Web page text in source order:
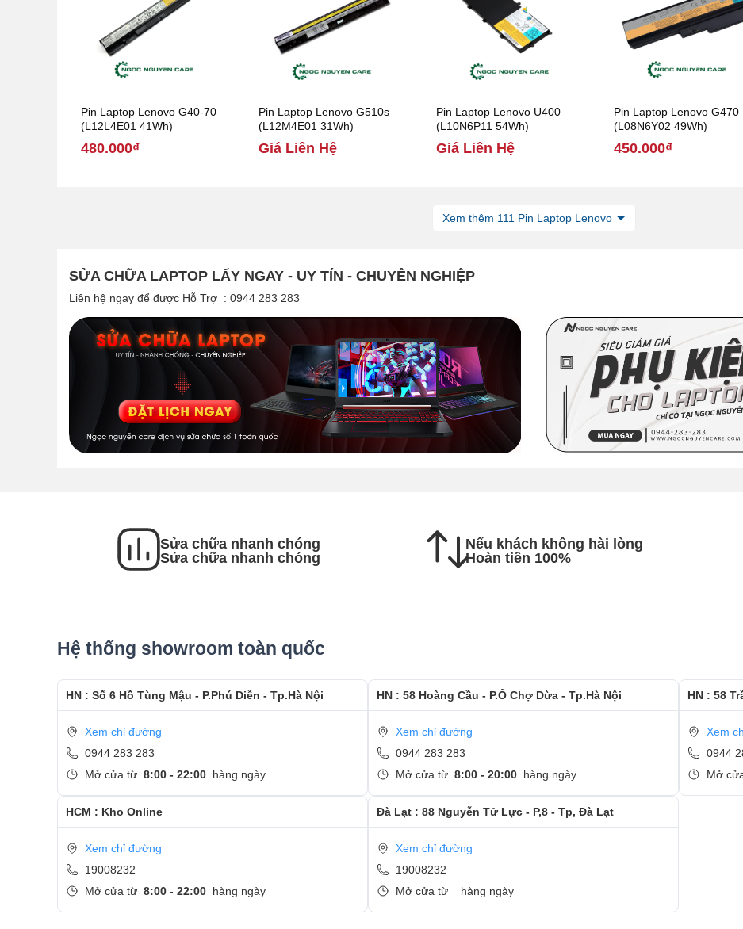
Pin Laptop Lenovo G40-70
(L12L4E01 41Wh)
480.000₫
Pin Laptop Lenovo G510s
(L12M4E01 31Wh)
Giá Liên Hệ
Pin Laptop Lenovo U400
(L10N6P11 54Wh)
Giá Liên Hệ
Pin Laptop Lenovo G470
(L08N6Y02 49Wh)
450.000₫
Xem thêm 111 Pin Laptop Lenovo
SỬA CHỮA LAPTOP LẤY NGAY - UY TÍN - CHUYÊN NGHIỆP
Liên hệ ngay để được Hỗ Trợ : 0944 283 283
Sửa chữa nhanh chóng
Sửa chữa nhanh chóng
Nếu khách không hài lòng
Hoàn tiền 100%
Hệ thống showroom toàn quốc
HN : Số 6 Hồ Tùng Mậu - P.Phú Diễn - Tp.Hà Nội
Xem chỉ đường
0944 283 283
Mở cửa từ 8:00 - 22:00 hàng ngày
HN : 58 Hoàng Cầu - P.Ô Chợ Dừa - Tp.Hà Nội
Xem chỉ đường
0944 283 283
Mở cửa từ 8:00 - 20:00 hàng ngày
HN : 58
Xem
0944
Mở
HCM : Kho Online
Xem chỉ đường
19008232
Mở cửa từ 8:00 - 22:00 hàng ngày
Đà Lạt : 88 Nguyễn Tử Lực - P,8 - Tp, Đà Lạt
Xem chỉ đường
19008232
Mở cửa từ
hàng ngày